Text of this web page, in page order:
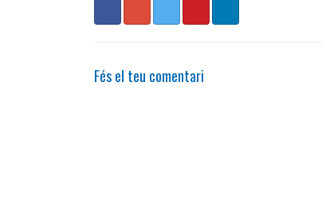
Fés el teu comentari